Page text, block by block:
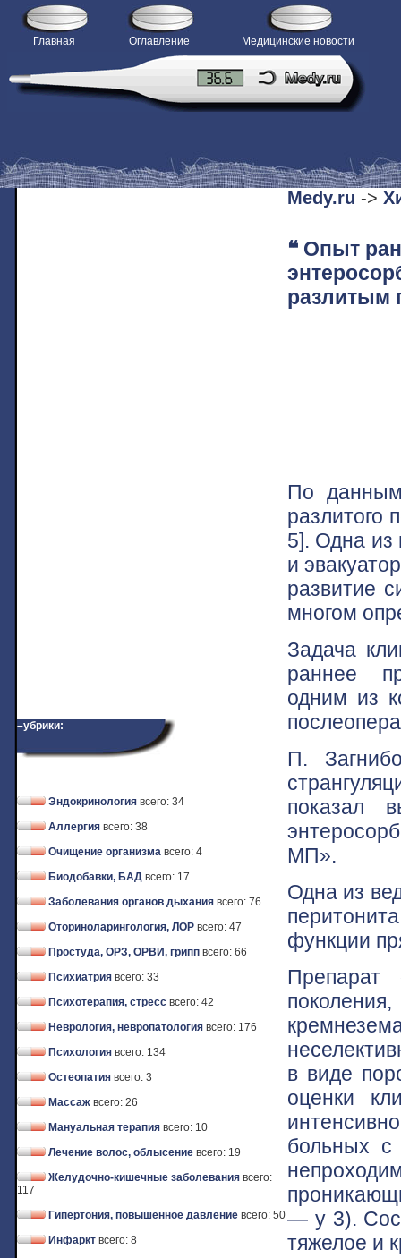
Главная Оглавление Медицинские новости
–убрики:
Эндокринология всего: 34
Аллергия всего: 38
Очищение организма всего: 4
Биодобавки, БАД всего: 17
Заболевания органов дыхания всего: 76
Оториноларингология, ЛОР всего: 47
Простуда, ОРЗ, ОРВИ, грипп всего: 66
Психиатрия всего: 33
Психотерапия, стресс всего: 42
Неврология, невропатология всего: 176
Психология всего: 134
Остеопатия всего: 3
Массаж всего: 26
Мануальная терапия всего: 10
Лечение волос, облысение всего: 19
Желудочно-кишечные заболевания всего:
117
Гипертония, повышенное давление всего: 50
Инфаркт всего: 8
Medy.ru ->
❝ Опыт
разлитым
По данным
разлитого
5]. Одна из
и
развитие
многом
Задача
раннее
одним из
П.
показал
МП».
Одна из
функции
в виде
оценки
больных с
— у 3).
тяжелое и